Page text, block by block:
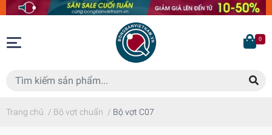
0
Trang chủ / Bộ vợt chuẩn / Bộ vợt C07